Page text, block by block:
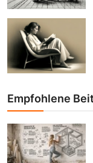
Empfohlene